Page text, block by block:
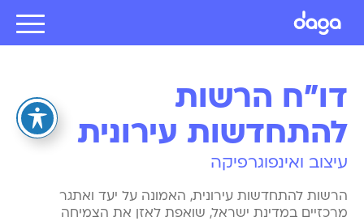
דו"ח הרשות
להתחדשות עירונית
עיצוב ואינפוגרפיקה
הרשות להתחדשות עירונית, האמונה על יעד ואתגר
מרכזיים במדינת ישראל, שואפת לאזן את הצמיחה